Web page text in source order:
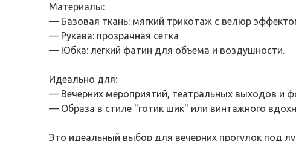
Материалы:
— Базовая ткань: мягкий трикотаж с велюр
— Рукава: прозрачная сетка
— Юбка: легкий фатин для объема и воздушности.
Идеально для:
— Вечерних мероприятий, театральных выходов и
— Образа в стиле "готик шик" или винтажного
Это идеальный выбор для вечерних прогулок под